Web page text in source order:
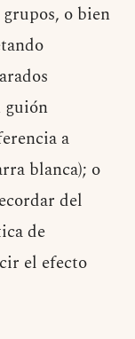
o bien
guión
a
blanca); o
del
de
el efecto